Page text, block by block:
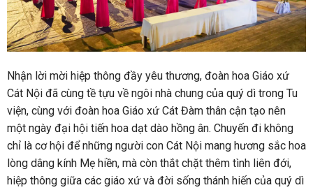
Nhận lời mời hiệp thông đầy yêu thương, đoàn hoa Giáo xứ
Cát Nội đã cùng tề tựu về ngôi nhà chung của quý dì trong Tu
viện, cùng với đoàn hoa Giáo xứ Cát Đàm thân cận tạo nên
một ngày đại hội tiến hoa dạt dào hồng ân. Chuyến đi không
chỉ là cơ hội để những người con Cát Nội mang hương sắc hoa
lòng dâng kính Mẹ hiền, mà còn thắt chặt thêm tình liên đới,
hiệp thông giữa các giáo xứ và đời sống thánh hiến của quý dì